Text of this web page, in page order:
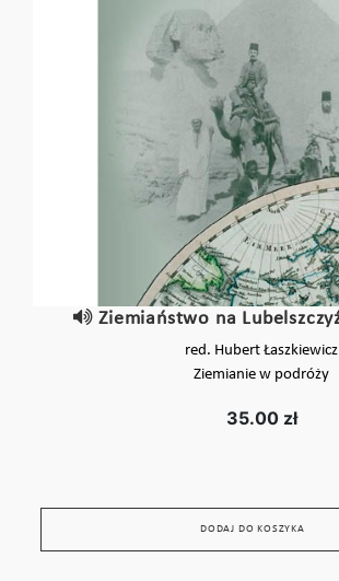
Ziemiaństwo na
red. Hubert Łaszkiewicz
Ziemianie w podróży
35.00 zł
DODAJ DO KOSZYKA